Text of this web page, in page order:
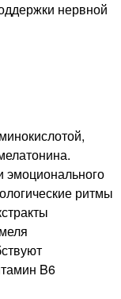
нервной
эмоционального
ритмы
B6